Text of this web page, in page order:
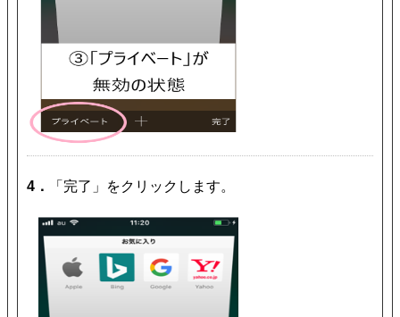
4． 「完了」をクリックします。